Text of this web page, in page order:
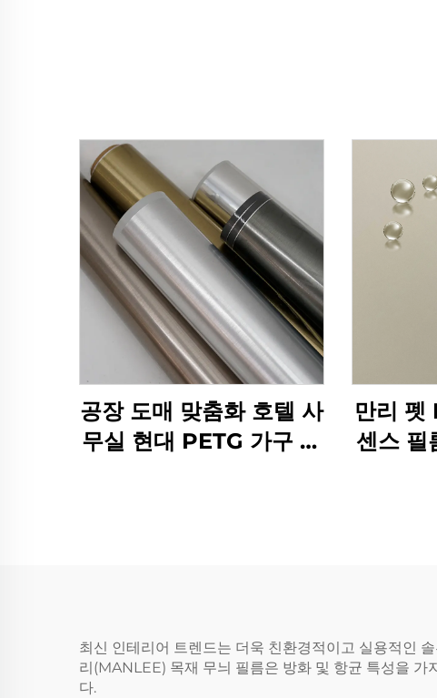
공장 도매 맞춤화 호텔 사
무실 현대 PETG 가구 장
만리 펫
센스 필
최신 인테리어 트렌드는 더욱 친환경적이고 실용적인
리(MANLEE) 목재 무늬 필름은 방화 및 항균 특성을 가
다.